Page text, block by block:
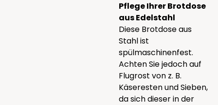
Pflege Ihrer Brotdose
aus Edelstahl
Diese Brotdose aus
Stahl ist
spülmaschinenfest.
Achten Sie jedoch auf
Flugrost von z. B.
Käseresten und Sieben,
da sich dieser in der